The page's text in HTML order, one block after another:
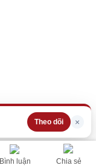
Bình luận Chia sẻ
Theo dõi ×